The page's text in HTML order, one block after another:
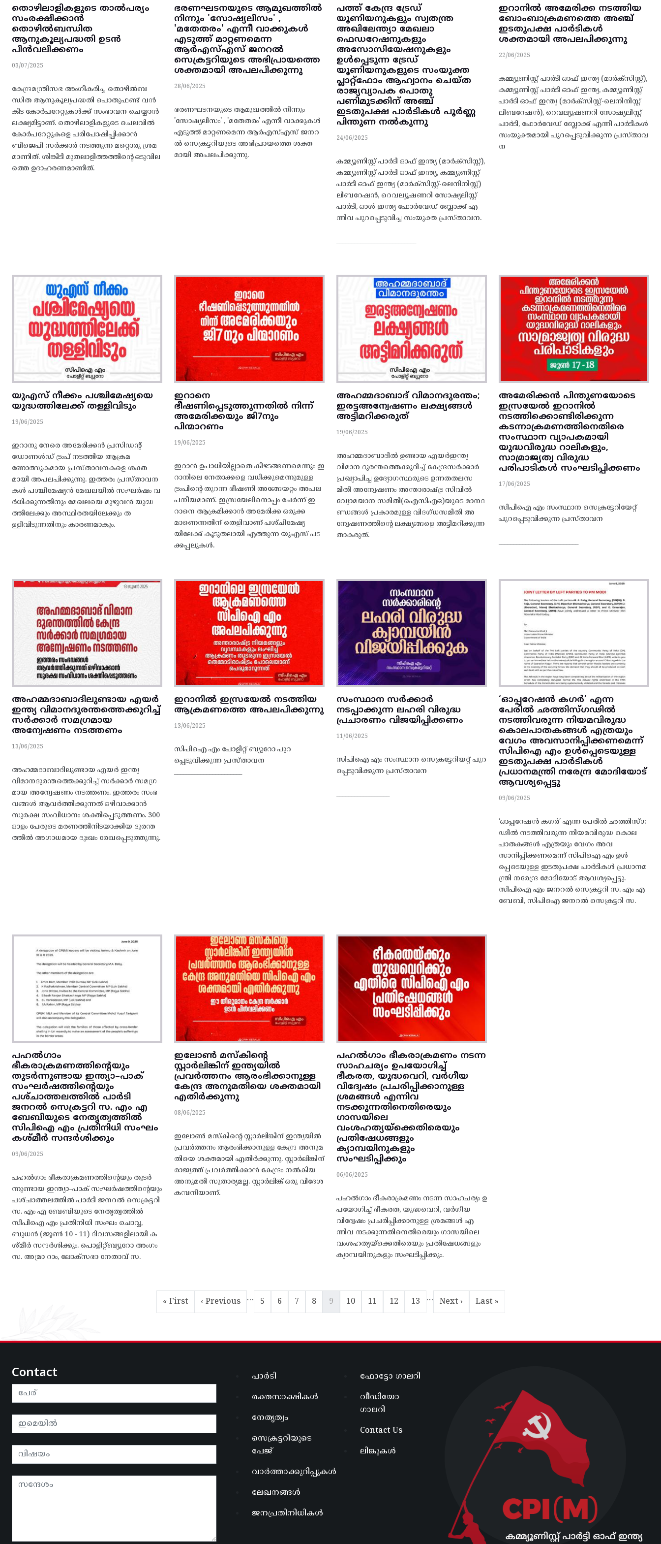
തൊഴിലാളികളുടെ താൽപര്യം
സംരക്ഷിക്കാൻ
തൊഴിൽബന്ധിത
ആനുകൂല്യപദ്ധതി ഉടൻ
പിൻവലിക്കണം
03/07/2025
കേന്ദ്രമന്ത്രിസഭ അംഗീകരിച്ച തൊഴിൽബ
ന്ധിത ആനുകൂല്യപദ്ധതി പൊതുഫണ്ട്‌ വൻ
കിട കോർപറേറ്റുകൾക്ക്‌ സംഭാവന ചെയ്യാൻ
ലക്ഷ്യമിട്ടാണ്. തൊഴിലാളികളുടെ ചെലവിൽ
കോർപറേറ്റുകളെ പരിപോഷിപ്പിക്കാൻ
ബിജെപി സർക്കാർ നടത്തുന്ന മറ്റൊരു ശ്രമ
മാണിത്‌. ശിങ്കിടി മുതലാളിത്തത്തിന്റെ ഒടുവില
ത്തെ ഉദാഹരണമാണിത്.
ഭരണഘടനയുടെ ആമുഖത്തിൽ
നിന്നും 'സോഷ്യലിസം' ,
'മതേതരം' എന്നീ വാക്കുകൾ
എടുത്ത് മാറ്റണമെന്ന
ആർഎസ്എസ് ജനറൽ
സെക്രട്ടറിയുടെ അഭിപ്രായത്തെ
ശക്തമായി അപലപിക്കുന്നു
28/06/2025
ഭരണഘടനയുടെ ആമുഖത്തിൽ നിന്നും
'സോഷ്യലിസം' , 'മതേതരം' എന്നീ വാക്കുകൾ
എടുത്ത് മാറ്റണമെന്ന ആർഎസ്എസ് ജനറ
ൽ സെക്രട്ടറിയുടെ അഭിപ്രായത്തെ ശക്ത
മായി അപലപിക്കുന്നു.
പത്ത് കേന്ദ്ര ട്രേഡ്
യൂണിയനുകളും സ്വതന്ത്ര
അഖിലേന്ത്യാ മേഖലാ
ഫെഡറേഷനുകളും
അസോസിയേഷനുകളും
ഉൾപ്പെടുന്ന ട്രേഡ്
യൂണിയനുകളുടെ സംയുക്ത
പ്ലാറ്റ്‌ഫോം ആഹ്വാനം ചെയ്ത
രാജ്യവ്യാപക പൊതു
പണിമുടക്കിന് അഞ്ച്
ഇടതുപക്ഷ പാർടികൾ പൂർണ്ണ
പിന്തുണ നൽകുന്നു
24/06/2025
കമ്മ്യൂണിസ്റ്റ് പാർടി ഓഫ് ഇന്ത്യ (മാർക്സിസ്റ്റ്),
കമ്മ്യൂണിസ്റ്റ് പാർടി ഓഫ് ഇന്ത്യ, കമ്മ്യൂണിസ്റ്റ്
പാർടി ഓഫ് ഇന്ത്യ (മാർക്സിസ്റ്റ്-ലെനിനിസ്റ്റ്)
ലിബറേഷൻ, റെവല്യൂഷണറി സോഷ്യലിസ്റ്റ്
പാർടി, ഓൾ ഇന്ത്യ ഫോർവേഡ് ബ്ലോക്ക് എ
ന്നിവ പുറപ്പെടുവിച്ച സംയുക്ത പ്രസ്താവന.
___________________________
ഇറാനിൽ അമേരിക്ക നടത്തിയ
ബോംബാക്രമണത്തെ അഞ്ച്
ഇടതുപക്ഷ പാർടികൾ
ശക്തമായി അപലപിക്കുന്നു
22/06/2025
കമ്മ്യൂണിസ്റ്റ് പാർടി ഓഫ് ഇന്ത്യ (മാർക്സിസ്റ്റ്),
കമ്മ്യൂണിസ്റ്റ് പാർടി ഓഫ് ഇന്ത്യ, കമ്മ്യൂണിസ്റ്റ്
പാർടി ഓഫ് ഇന്ത്യ (മാർക്സിസ്റ്റ്-ലെനിനിസ്റ്റ്
ലിബറേഷൻ), റെവല്യൂഷണറി സോഷ്യലിസ്റ്റ്
പാർടി, ഫോർവേഡ് ബ്ലോക്ക് എന്നീ പാർടികൾ
സംയുക്തമായി പുറപ്പെടുവിക്കുന്ന പ്രസ്താവ
ന
യുഎസ് നീക്കം പശ്ചിമേഷ്യയെ
യുദ്ധത്തിലേക്ക് തള്ളിവിടും
19/06/2025
ഇറാനു നേരെ അമേരിക്കൻ പ്രസിഡന്റ്
ഡോണൾഡ് ട്രംപ് നടത്തിയ ആക്രമ
ണോത്സുകമായ പ്രസ്താവനകളെ ശക്ത
മായി അപലപിക്കുന്നു. ഇത്തരം പ്രസ്താവന
കൾ പശ്ചിമേഷ്യൻ മേഖലയിൽ സംഘർഷം വ
ർധിക്കുന്നതിനും മേഖലയെ മുഴുവൻ യുദ്ധ
ത്തിലേക്കും അസ്ഥിരതയിലേക്കും ത
ള്ളിവിടുന്നതിനും കാരണമാകും.
ഇറാനെ
ഭീഷണിപ്പെടുത്തുന്നതിൽ നിന്ന്
അമേരിക്കയും ജി7നും
പിന്മാറണം
19/06/2025
ഇറാൻ ഉപാധിയില്ലാതെ കീഴടങ്ങണമെന്നും ഇ
റാനിലെ നേതാക്കളെ വധിക്കുമെന്നുമുള്ള
ട്രംപിന്റെ തുറന്ന ഭീഷണി അങ്ങേയറ്റം അപല
പനീയമാണ്‌. ഇസ്രയേലിനൊപ്പം ചേർന്ന്‌ ഇ
റാനെ ആക്രമിക്കാൻ അമേരിക്ക ഒരുക്ക
മാണെന്നതിന്‌ തെളിവാണ്‌ പശ്‌ചിമേഷ്യ
യിലേക്ക്‌ കൂടുതലായി എത്തുന്ന യുഎസ്‌ പട
ക്കപ്പലുകൾ.
അഹമ്മദാബാദ്‌ വിമാനദുരന്തം;
ഇരട്ടഅന്വേഷണം ലക്ഷ്യങ്ങൾ
അട്ടിമറിക്കരുത്‌
19/06/2025
അഹമ്മദാബാദിൽ ഉണ്ടായ എയർഇന്ത്യ
വിമാന ദുരന്തത്തെക്കുറിച്ച്‌ കേന്ദ്രസർക്കാർ
പ്രഖ്യാപിച്ച ഉദ്യോഗസ്ഥരുടെ ഉന്നതതലസ
മിതി അന്വേഷണം അന്താരാഷ്‌ട്ര സിവിൽ
വ്യോമയാന സമിതി(ഐസിഎഒ)യുടെ മാനദ
ണ്ഡങ്ങൾ പ്രകാരമുള്ള വിദഗ്‌ധസമിതി അ
ന്വേഷണത്തിന്റെ ലക്ഷ്യങ്ങളെ അട്ടിമറിക്കുന്ന
താകരുത്.
അമേരിക്കന്‍ പിന്തുണയോടെ
ഇസ്രയേല്‍ ഇറാനില്‍
നടത്തിക്കൊണ്ടിരിക്കുന്ന
കടന്നാക്രമണത്തിനെതിരെ
സംസ്ഥാന വ്യാപകമായി
യുദ്ധവിരുദ്ധ റാലികളും,
സാമ്രാജ്യത്വ വിരുദ്ധ
പരിപാടികള്‍ സംഘടിപ്പിക്കണം
17/06/2025
സിപിഐ എം സംസ്ഥാന സെക്രട്ടേറിയേറ്റ്‌
പുറപ്പെടുവിക്കുന്ന പ്രസ്താവന
അഹമ്മദാബാദിലുണ്ടായ എയർ
ഇന്ത്യ വിമാനദുരന്തത്തെക്കുറിച്ച്‌
സർക്കാർ സമഗ്രമായ
അന്വേഷണം നടത്തണം
13/06/2025
അഹമ്മദാബാദിലുണ്ടായ എയർ ഇന്ത്യ
വിമാനദുരന്തത്തെക്കുറിച്ച്‌ സർക്കാർ സമഗ്ര
മായ അന്വേഷണം നടത്തണം. ഇത്തരം സംഭ
വങ്ങൾ ആവർത്തിക്കുന്നത്‌ ഒഴിവാക്കാൻ
സുരക്ഷ സംവിധാനം ശക്തിപ്പെടുത്തണം. 300
ഓളം പേരുടെ മരണത്തിനിടയാക്കിയ ദുരന്ത
ത്തിൽ അഗാധമായ ദുഃഖം രേഖപ്പെടുത്തുന്നു.
ഇറാനിൽ ഇസ്രയേൽ നടത്തിയ
ആക്രമണത്തെ അപലപിക്കുന്നു
13/06/2025
സിപിഐ എം പോളിറ്റ് ബ്യുറോ പുറ
പ്പെടുവിക്കുന്ന പ്രസ്താവന
സംസ്ഥാന സർക്കാർ
നടപ്പാക്കുന്ന ലഹരി വിരുദ്ധ
പ്രചാരണം വിജയിപ്പിക്കണം
11/06/2025
സിപിഐ എം സംസ്ഥാന സെക്രട്ടേറിയറ്റ് പുറ
പ്പെടുവിക്കുന്ന പ്രസ്താവന
‘ഓപ്പറേഷൻ കഗർ’ എന്ന
പേരിൽ ഛത്തിസ്‌ഗഢിൽ
നടത്തിവരുന്ന നിയമവിരുദ്ധ
കൊലപാതകങ്ങൾ എത്രയും
വേഗം അവസാനിപ്പിക്കണമെന്ന്‌
സിപിഐ എം ഉൾപ്പെടെയുള്ള
ഇടതുപക്ഷ പാർടികൾ
പ്രധാനമന്ത്രി നരേന്ദ്ര മോദിയോട്‌
ആവശ്യപ്പെട്ടു
09/06/2025
‘ഓപ്പറേഷൻ കഗർ’ എന്ന പേരിൽ ഛത്തിസ്‌ഗ
ഢിൽ നടത്തിവരുന്ന നിയമവിരുദ്ധ കൊല
പാതകങ്ങൾ എത്രയും വേഗം അവ
സാനിപ്പിക്കണമെന്ന്‌ സിപിഐ എം ഉൾ
പ്പെടെയുള്ള ഇടതുപക്ഷ പാർടികൾ പ്രധാനമ
ന്ത്രി നരേന്ദ്ര മോദിയോട്‌ ആവശ്യപ്പെട്ടു.
സിപിഐ എം ജനറൽ സെക്രട്ടറി സ. എം എ
ബേബി, സിപിഐ ജനറൽ സെക്രട്ടറി സ.
പഹൽഗാം
ഭീകരാക്രമണത്തിന്റെയും
തുടർന്നുണ്ടായ ഇന്ത്യാ–പാക്‌
സംഘർഷത്തിന്റെയും
പശ്‌ചാത്തലത്തിൽ പാർടി
ജനറൽ സെക്രട്ടറി സ. എം എ
ബേബിയുടെ നേതൃത്വത്തിൽ
സിപിഐ എം പ്രതിനിധി സംഘം
കശ്‌മീർ സന്ദർശിക്കും
09/06/2025
പഹൽഗാം ഭീകരാക്രമണത്തിന്റെയും തുടർ
ന്നുണ്ടായ ഇന്ത്യാ–പാക്‌ സംഘർഷത്തിന്റെയും
പശ്‌ചാത്തലത്തിൽ പാർടി ജനറൽ സെക്രട്ടറി
സ. എം എ ബേബിയുടെ നേതൃത്വത്തിൽ
സിപിഐ എം പ്രതിനിധി സംഘം ചൊവ്വ,
ബുധൻ (ജൂൺ 10 - 11) ദിവസങ്ങളിലായി ക
ശ്‌മീർ സന്ദർശിക്കും. പൊളിറ്റ്‌ബ്യൂറോ അംഗം
സ. അമ്രാ റാം, ലോക്‌സഭാ നേതാവ്‌ സ.
ഇലോൺ മസ്കിന്റെ
സ്റ്റാർലിങ്കിന് ഇന്ത്യയിൽ
പ്രവർത്തനം ആരംഭിക്കാനുള്ള
കേന്ദ്ര അനുമതിയെ ശക്തമായി
എതിർക്കുന്നു
08/06/2025
ഇലോൺ മസ്കിന്റെ സ്റ്റാർലിങ്കിന് ഇന്ത്യയിൽ
പ്രവർത്തനം ആരംഭിക്കാനുള്ള കേന്ദ്ര അനുമ
തിയെ ശക്തമായി എതിർക്കുന്നു. സ്റ്റാർലിങ്കിന്
രാജ്യത്ത് പ്രവർത്തിക്കാൻ കേന്ദ്രം നൽകിയ
അനുമതി സുതാര്യമല്ല. സ്റ്റാർലിങ്ക് ഒരു വിദേശ
കമ്പനിയാണ്.
പഹൽഗാം ഭീകരാക്രമണം നടന്ന
സാഹചര്യം ഉപയോഗിച്ച്
ഭീകരത, യുദ്ധവെറി, വർഗീയ
വിദ്വേഷം പ്രചരിപ്പിക്കാനുള്ള
ശ്രമങ്ങൾ എന്നിവ
നടക്കുന്നതിനെതിരെയും
ഗാസയിലെ
വംശഹത്യയ്ക്കെതിരെയും
പ്രതിഷേധങ്ങളും
ക്യാമ്പയിനുകളും
സംഘടിപ്പിക്കും
06/06/2025
പഹൽഗാം ഭീകരാക്രമണം നടന്ന സാഹചര്യം ഉ
പയോഗിച്ച് ഭീകരത, യുദ്ധവെറി, വർഗീയ
വിദ്വേഷം പ്രചരിപ്പിക്കാനുള്ള ശ്രമങ്ങൾ എ
ന്നിവ നടക്കുന്നതിനെതിരെയും ഗാസയിലെ
വംശഹത്യയ്ക്കെതിരെയും പ്രതിഷേധങ്ങളും
ക്യാമ്പയിനുകളും സംഘടിപ്പിക്കും.
First page
« First Previous page
‹ Previous … Page
5 Page
6 Page
7 Page
8 Current page
9 Page
10 Page
11 Page
12 Page
13 … Next page
Next › Last page
Last »
Contact പാർടി
രക്തസാക്ഷികൾ
നേതൃത്വം
സെക്രട്ടറിയുടെ
പേജ്
വാർത്താക്കുറിപ്പുകൾ
ലേഖനങ്ങൾ
ജനപ്രതിനിധികൾ
ഫോട്ടോ ഗാലറി
വീഡിയോ
ഗാലറി
Contact Us
ലിങ്കുകൾ